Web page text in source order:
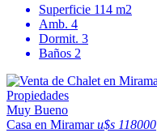
Superficie 114 m2
Amb. 4
Dormit. 3
Baños 2
Muy Bueno
Casa en Miramaru$s 118000